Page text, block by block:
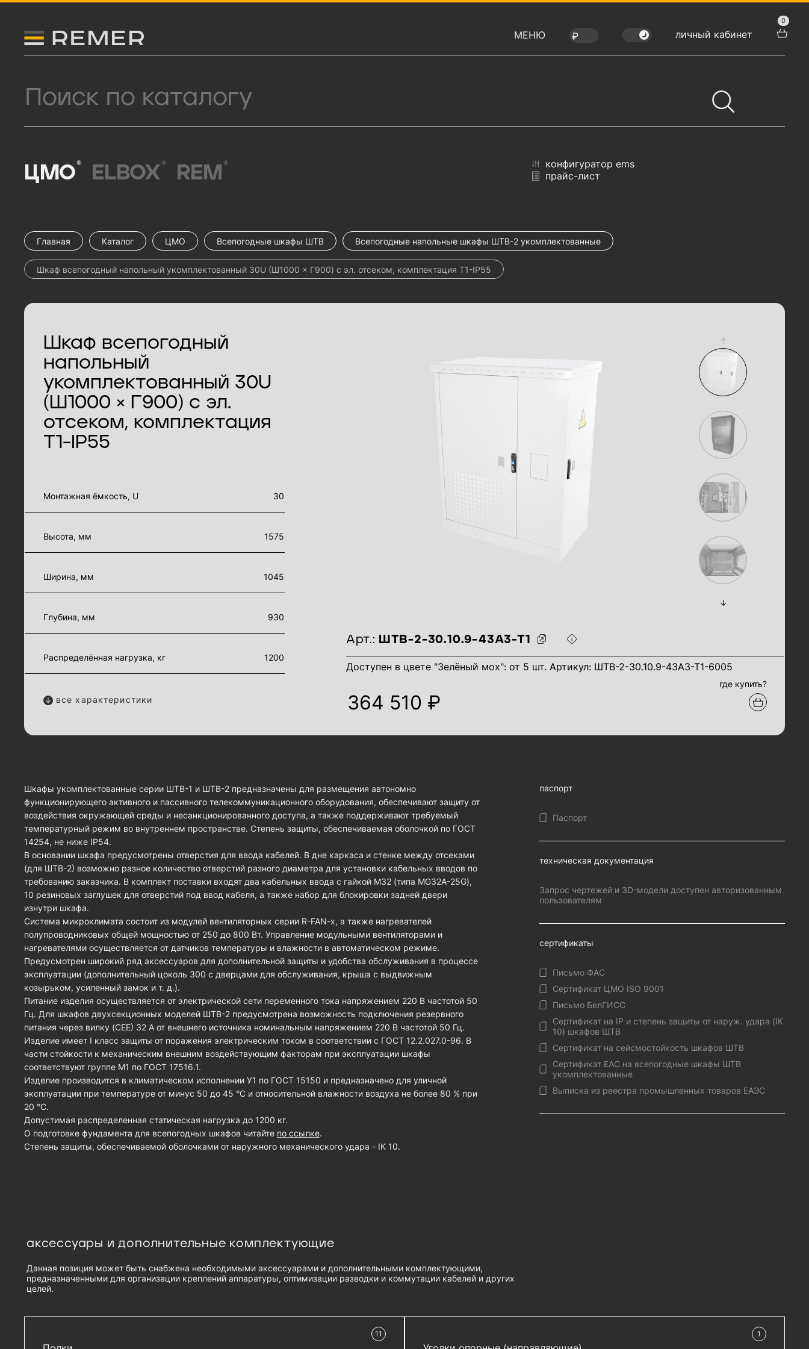
Логитип компании Remer МЕНЮ личный кабинет
0
ЦМО® ELBOX® REM ®
конфигуратор ems
прайс-лист
Главная Каталог ЦМО Всепогодные шкафы ШТВ Всепогодные напольные шкафы ШТВ-2 укомплектованные
Шкаф всепогодный напольный укомплектованный 30U (Ш1000 × Г900) с эл. отсеком, комплектация Т1-IP55
Шкаф всепогодный
напольный
укомплектованный 30U
(Ш1000 × Г900) с эл.
отсеком, комплектация
Т1-IP55
идентификаторы товара
Арт.: ШТВ-2-30.10.9-43А3-Т1
Доступен в цвете "Зелёный мох": от 5 шт. Артикул: ШТВ-2-30.10.9-43А3-Т1-6005
где купить?
364 510 ₽
Монтажная ёмкость, U
30
Высота, мм 1575
Ширина, мм 1045
Глубина, мм 930
Распределённая нагрузка, кг 1200
все характеристики
Шкафы укомплектованные серии ШТВ-1 и ШТВ-2 предназначены для размещения автономно
функционирующего активного и пассивного телекоммуникационного оборудования, обеспечивают защиту от
воздействия окружающей среды и несанкционированного доступа, а также поддерживают требуемый
температурный режим во внутреннем пространстве. Степень защиты, обеспечиваемая оболочкой по ГОСТ
14254, не ниже IP54.
В основании шкафа предусмотрены отверстия для ввода кабелей. В дне каркаса и стенке между отсеками
(для ШТВ-2) возможно разное количество отверстий разного диаметра для установки кабельных вводов по
требованию заказчика. В комплект поставки входят два кабельных ввода с гайкой М32 (типа MG32A-25G),
10 резиновых заглушек для отверстий под ввод кабеля, а также набор для блокировки задней двери
изнутри шкафа.
Система микроклимата состоит из модулей вентиляторных серии R-FAN-x, а также нагревателей
полупроводниковых общей мощностью от 250 до 800 Вт. Управление модульными вентиляторами и
нагревателями осуществляется от датчиков температуры и влажности в автоматическом режиме.
Предусмотрен широкий ряд аксессуаров для дополнительной защиты и удобства обслуживания в процессе
эксплуатации (дополнительный цоколь 300 с дверцами для обслуживания, крыша с выдвижным
козырьком, усиленный замок и т. д.).
Питание изделия осуществляется от электрической сети переменного тока напряжением 220 В частотой 50
Гц. Для шкафов двухсекционных моделей ШТВ-2 предусмотрена возможность подключения резервного
питания через вилку (CEE) 32 А от внешнего источника номинальным напряжением 220 В частотой 50 Гц.
Изделие имеет I класс защиты от поражения электрическим током в соответствии с ГОСТ 12.2.027.0-96. В
части стойкости к механическим внешним воздействующим факторам при эксплуатации шкафы
соответствуют группе М1 по ГОСТ 17516.1.
Изделие производится в климатическом исполнении У1 по ГОСТ 15150 и предназначено для уличной
эксплуатации при температуре от минус 50 до 45 °С и относительной влажности воздуха не более 80 % при
20 °С.
Допустимая распределенная статическая нагрузка до 1200 кг.
О подготовке фундамента для всепогодных шкафов читайте по ссылке.
Cтепень защиты, обеспечиваемой оболочками от наружного механического удара - IK 10.
паспорт
Паспорт
техническая документация
Запрос чертежей и 3D-модели доступен авторизованным
пользователям
сертификаты
Письмо ФАС
Сертификат ЦМО ISO 9001
Письмо БелГИСС
Сертификат на IP и степень защиты от наруж. удара (IK
10) шкафов ШТВ
Сертификат на сейсмостойкость шкафов ШТВ
Сертификат EAC на всепогодные шкафы ШТВ
укомплектованные
Выписка из реестра промышленных товаров ЕАЭС
аксессуары и дополнительные комплектующие
Данная позиция может быть снабжена необходимыми аксессуарами и дополнительными комплектующими,
предназначенными для организации креплений аппаратуры, оптимизации разводки и коммутации кабелей и других
целей.
в наличии
11
в наличии
1